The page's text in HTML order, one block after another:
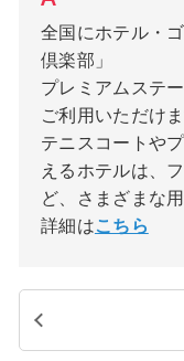
全国にホテル・
倶楽部」
プレミアムステ
ご利用いただけま
テニスコートや
えるホテルは、
ど、さまざまな
詳細はこちら